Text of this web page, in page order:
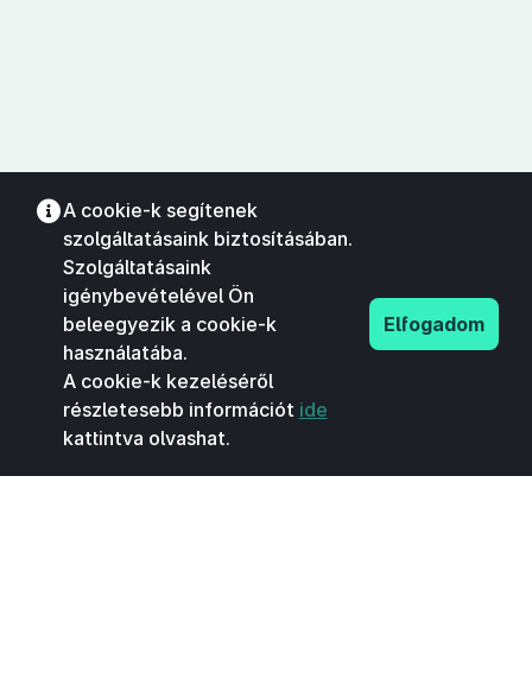
A cookie-k segítenek
szolgáltatásaink biztosításában.
Szolgáltatásaink
igénybevételével Ön
beleegyezik a cookie-k
használatába.
A cookie-k kezeléséről
részletesebb információt ide
kattintva olvashat.
Elfogadom